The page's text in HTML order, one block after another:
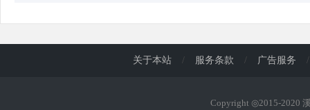
关于本站 / 服务条款 / 广告服务 /
Copyright ◎2015-2020